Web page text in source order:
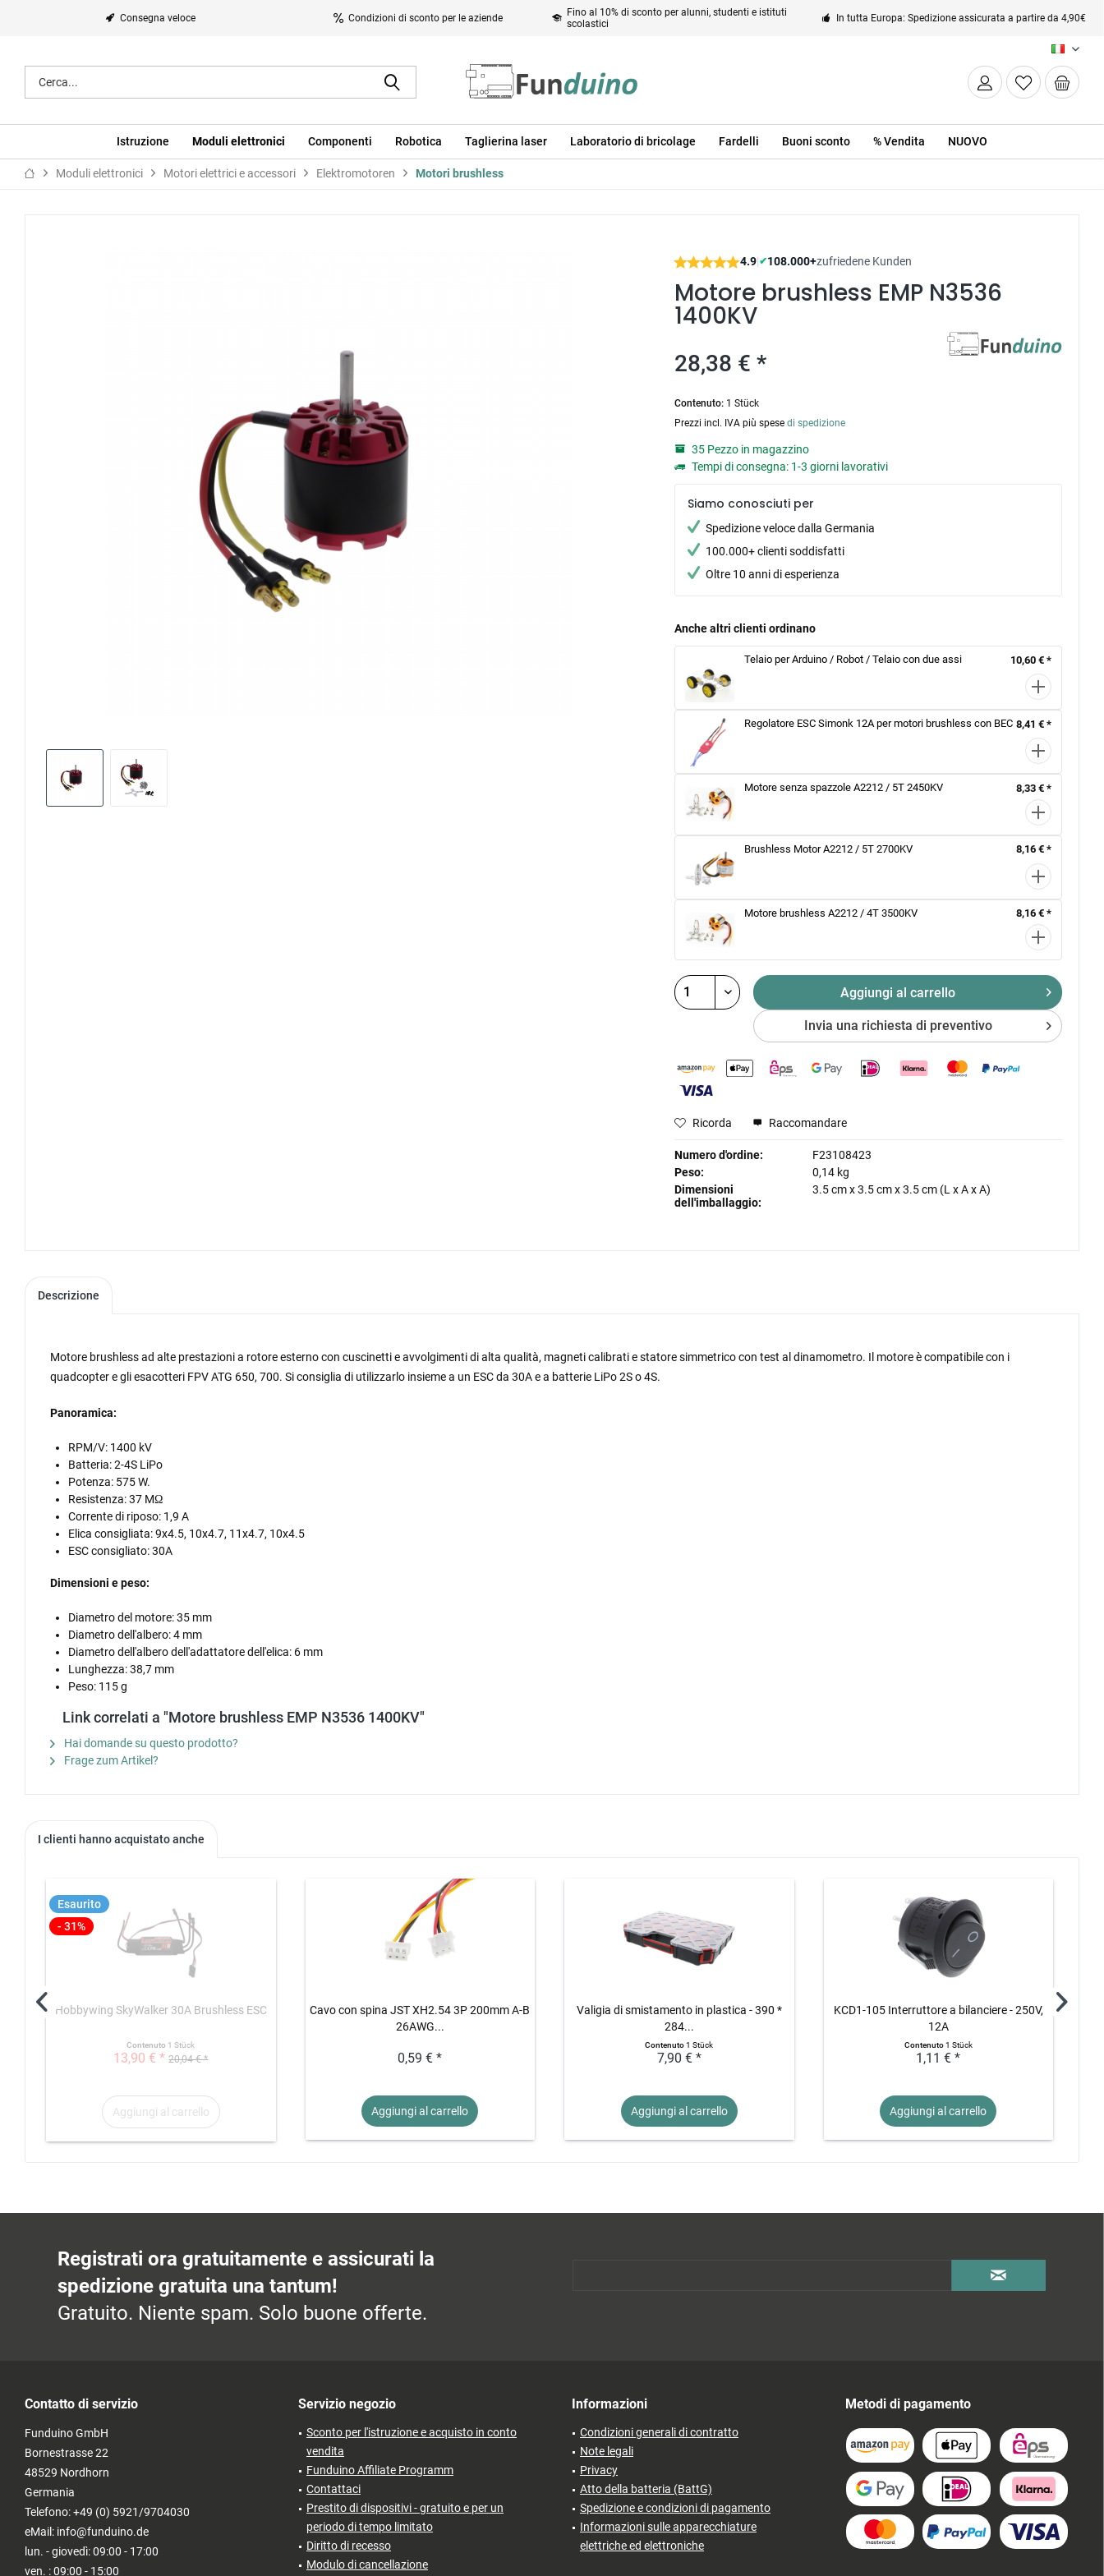
Consegna veloce Condizioni di sconto per le aziende
Fino al 10% di sconto per alunni, studenti e istituti
scolastici
In tutta Europa: Spedizione assicurata a partire da 4,90€
IT
Istruzione Moduli elettronici Componenti Robotica Taglierina laser Laboratorio di bricolage Fardelli Buoni sconto % Vendita NUOVO
Moduli elettronici Motori elettrici e accessori Elektromotoren Motori brushless
4.9|✔108.000+zufriedene Kunden
Motore brushless EMP N3536
1400KV
28,38 € *
Contenuto: 1 Stück
Prezzi incl. IVA più spesedi spedizione
35 Pezzo in magazzino
Tempi di consegna: 1-3 giorni lavorativi
Siamo conosciuti per
Spedizione veloce dalla Germania
100.000+ clienti soddisfatti
Oltre 10 anni di esperienza
Anche altri clienti ordinano
Telaio per Arduino / Robot / Telaio con due assi 10,60 € *
Regolatore ESC Simonk 12A per motori brushless con BEC 8,41 € *
Motore senza spazzole A2212 / 5T 2450KV 8,33 € *
Brushless Motor A2212 / 5T 2700KV 8,16 € *
Motore brushless A2212 / 4T 3500KV 8,16 € *
Aggiungi al carrello
Invia una richiesta di preventivo
Ricorda Raccomandare
Numero d'ordine:
F23108423
Peso:
0,14 kg
Dimensioni
dell'imballaggio:
3.5 cmx3.5 cmx3.5 cm (L x A x A)
Descrizione
Motore brushless ad alte prestazioni a rotore esterno con cuscinetti e avvolgimenti di alta qualità, magneti calibrati e statore simmetrico con test al dinamometro. Il motore è compatibile con i
quadcopter e gli esacotteri FPV ATG 650, 700. Si consiglia di utilizzarlo insieme a un ESC da 30A e a batterie LiPo 2S o 4S.
Panoramica:
RPM/V: 1400 kV
Batteria: 2-4S LiPo
Potenza: 575 W.
Resistenza: 37 MΩ
Corrente di riposo: 1,9 A
Elica consigliata: 9x4.5, 10x4.7, 11x4.7, 10x4.5
ESC consigliato: 30A
Dimensioni e peso:
Diametro del motore: 35 mm
Diametro dell'albero: 4 mm
Diametro dell'albero dell'adattatore dell'elica: 6 mm
Lunghezza: 38,7 mm
Peso: 115 g
Link correlati a "Motore brushless EMP N3536 1400KV"
Hai domande su questo prodotto?
Frage zum Artikel?
I clienti hanno acquistato anche
Esaurito
- 31%
Hobbywing SkyWalker 30A Brushless ESC
Contenuto 1 Stück
13,90 € * 20,04 € *
Aggiungi al carrello
Cavo con spina JST XH2.54 3P 200mm A-B
26AWG...
0,59 € *
Aggiungi al carrello
Valigia di smistamento in plastica - 390 *
284...
Contenuto1 Stück
7,90 € *
Aggiungi al carrello
KCD1-105 Interruttore a bilanciere - 250V,
12A
Contenuto1 Stück
1,11 € *
Aggiungi al carrello
Registrati ora gratuitamente e assicurati la
spedizione gratuita una tantum!
Gratuito. Niente spam. Solo buone offerte.
Contatto di servizio
Funduino GmbH
Bornestrasse 22
48529 Nordhorn
Germania
Telefono: +49 (0) 5921/9704030
eMail: info@funduino.de
lun. - giovedì: 09:00 - 17:00
ven. : 09:00 - 15:00
Servizio negozio
Sconto per l'istruzione e acquisto in conto
vendita
Funduino Affiliate Programm
Contattaci
Prestito di dispositivi - gratuito e per un
periodo di tempo limitato
Diritto di recesso
Modulo di cancellazione
Informazioni
Condizioni generali di contratto
Note legali
Privacy
Atto della batteria (BattG)
Spedizione e condizioni di pagamento
Informazioni sulle apparecchiature
elettriche ed elettroniche
Metodi di pagamento